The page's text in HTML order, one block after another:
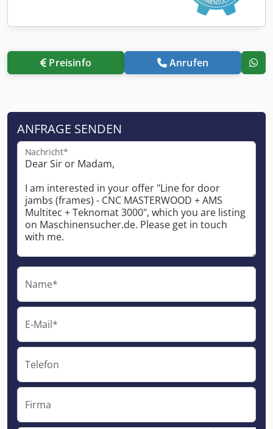
Preisinfo Anrufen
ANFRAGE SENDEN
Nachricht*
Name*
E-Mail*
Telefon
Firma